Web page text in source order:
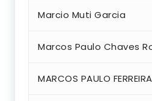
Marcio Muti Garcia
Marcos Paulo Chaves
MARCOS PAULO